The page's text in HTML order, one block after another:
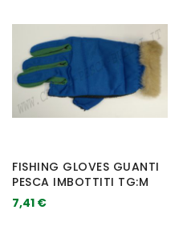
FISHING GLOVES GUANTI
PESCA IMBOTTITI TG:M
7,41 €